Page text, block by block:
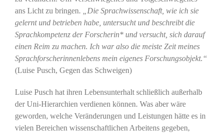
ans Licht zu bringen.
„Die Sprachwissenschaft, wie ich sie
gelernt und betrieben habe, untersucht und beschreibt die
Sprachkompetenz der Forscherin* und versucht, sich darauf
einen Reim zu machen. Ich war also die meiste Zeit meines
Sprachforscherinnenlebens mein eigenes Forschungsobjekt.“
(Luise Pusch, Gegen das Schweigen)
Luise Pusch hat ihren Lebensunterhalt schließlich außerhalb
der Uni-Hierarchien verdienen können. Was aber wäre
geworden, welche Veränderungen und Leistungen hätte es in
vielen Bereichen wissenschaftlichen Arbeitens gegeben,